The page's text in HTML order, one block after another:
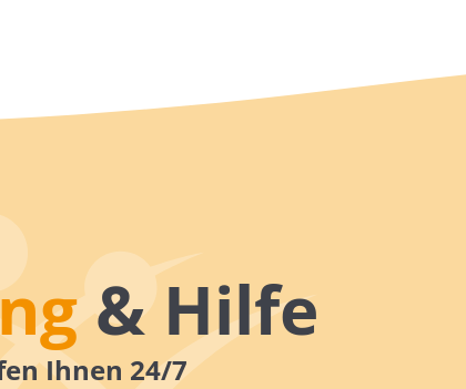
& Hilfe
Ihnen 24/7